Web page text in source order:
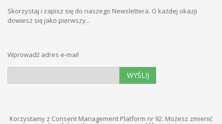
Skorzystaj i zapisz się do naszego Newslettera. O każdej okazji
dowiesz się jako pierwszy...
Wprowadź adres e-mail
WYŚLIJ
Korzystamy z Consent Management Platform nr 92. Możesz zmienić